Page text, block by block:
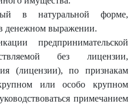
в натуральной форме,
денежном выражении.
предпринимательской
без лицензии,
(лицензии), по признакам
или особо крупном
примечанием